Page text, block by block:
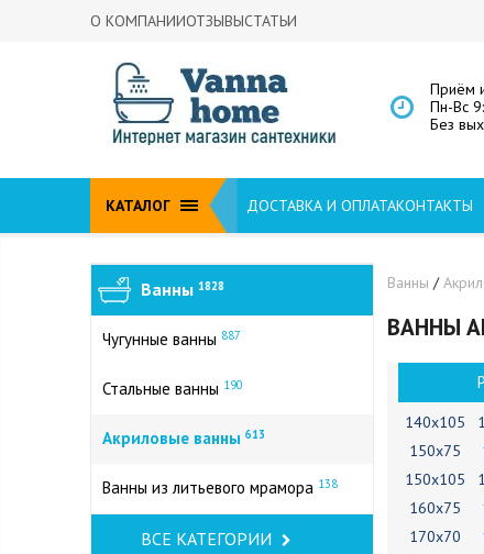
О КОМПАНИИОТЗЫВЫСТАТЬИ
Приём
Пн-Вс
Без
КАТАЛОГ ДОСТАВКА И ОПЛАТАКОНТАКТЫ
Ванны 1828
Чугунные ванны 887
Стальные ванны 190
Акриловые ванны 613
Ванны из литьевого мрамора 138
ВСЕ КАТЕГОРИИ
Ванны /
ВАННЫ
140х105
150х75
150х105
160х75
170х70